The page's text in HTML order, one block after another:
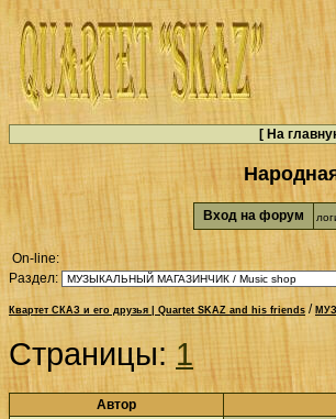
[ На
Вход на форум
On-line:
Раздел:
Квартет СКАЗ и его друзья | Quartet SKAZ and his friends /
Страницы: 1
Автор